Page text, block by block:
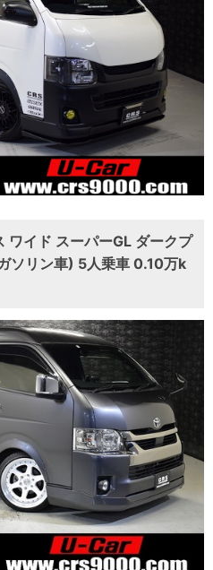
イド スーパーGL ダークプ
ソリン車) 5人乗車 0.10万k